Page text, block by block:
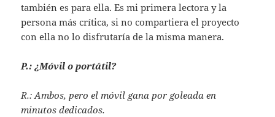
también es para ella. Es mi primera lectora y la
persona más crítica, si no compartiera el proyecto
con ella no lo disfrutaría de la misma manera.
P.: ¿Móvil o portátil?
R.: Ambos, pero el móvil gana por goleada en
minutos dedicados.